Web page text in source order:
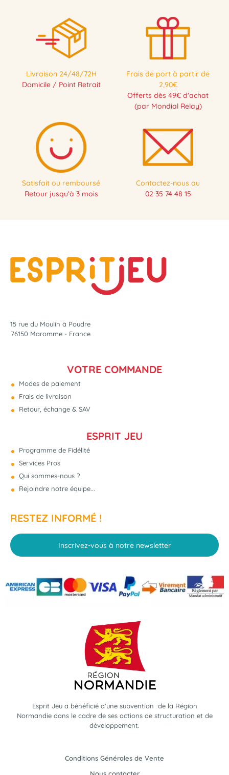
Livraison 24/48/72H
Domicile / Point Retrait
Frais de port à partir de
2,90€
Offerts dès 49€ d'achat
(par Mondial Relay)
Satisfait ou remboursé
Retour jusqu'à 3 mois
Contactez-nous au
02 35 74 48 15
15 rue du Moulin à Poudre
76150 Maromme - France
VOTRE COMMANDE
Modes de paiement
Frais de livraison
Retour, échange & SAV
ESPRIT JEU
Programme de Fidélité
Services Pros
Qui sommes-nous ?
Rejoindre notre équipe...
RESTEZ INFORMÉ !
Inscrivez-vous à notre newsletter
Esprit Jeu a bénéficié d'une subvention de la Région
Normandie dans le cadre de ses actions de structuration et de
développement.
Conditions Générales de Vente
Nous contacter